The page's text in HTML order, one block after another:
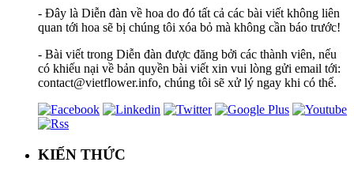
- Đây là Diễn đàn về hoa do đó tất cả các bài viết không liên
quan tới hoa sẽ bị chúng tôi xóa bỏ mà không cần báo trước!
- Bài viết trong Diễn đàn được đăng bởi các thành viên, nếu
có khiếu nại về bản quyền bài viết xin vui lòng gửi email tới:
contact@vietflower.info, chúng tôi sẽ xử lý ngay khi có thể.
KIẾN THỨC